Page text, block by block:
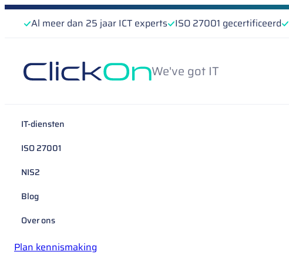
Al meer dan 25 jaar ICT experts ISO 27001 gecertificeerd
We've got IT
IT-diensten
ISO 27001
NIS2
Blog
Over ons
Plan kennismaking